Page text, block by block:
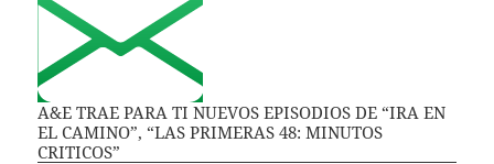
A&E TRAE PARA TI NUEVOS EPISODIOS DE “IRA EN
EL CAMINO”, “LAS PRIMERAS 48: MINUTOS
CRITICOS”